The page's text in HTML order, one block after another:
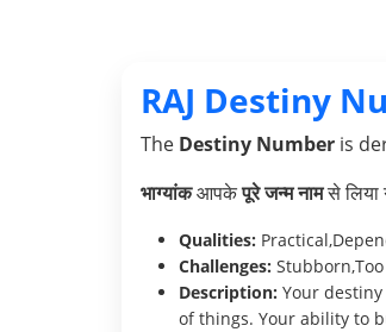
RAJ Destiny
The Destiny Number is
भाग्यांकआपकेपूरे जन्म नामसे लिया
Qualities:
Challenges:
Description: Your
of things. Your ability to